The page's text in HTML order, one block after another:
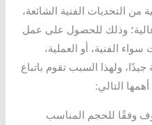
التحديات الفنية الشائعة،
وذلك للحصول على عمل
الفنية، أو العملية،
ولهذا السبب تقوم باتباع
التالي:
وفقًا للحجم المناسب